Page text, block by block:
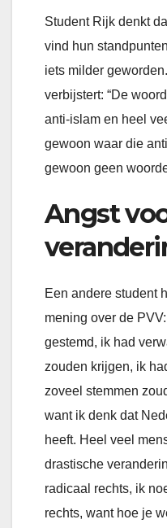
Student Rijk denkt
vind hun
iets milder
verbijstert: “De
anti-islam en heel
gewoon waar die
gewoon geen
Angst
Een andere student
mening over de
gestemd, ik had
zouden krijgen, ik
zoveel stemmen
want ik denk dat
heeft. Heel veel
drastische
radicaal rechts, ik
rechts, want hoe je